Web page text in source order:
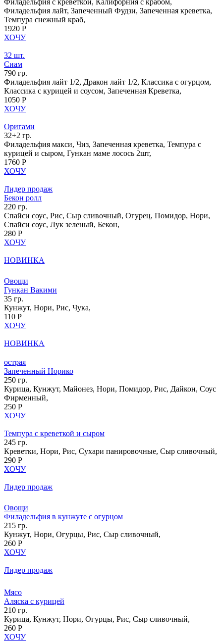
Филадельфия с креветкой, Калифорния с крабом,
Филадельфия лайт, Запеченный Фудзи, Запеченная креветка,
Темпура снежный краб,
1920 Р
ХОЧУ
32 шт.
Сиам
790 гр.
Филадельфия лайт 1/2, Дракон лайт 1/2, Классика с огурцом,
Классика с курицей и соусом, Запеченная Креветка,
1050 Р
ХОЧУ
Оригами
32+2 гр.
Филадельфия макси, Чиз, Запеченная креветка, Темпура с
курицей и сыром, Гункан маме лосось 2шт,
1760 Р
ХОЧУ
Лидер продаж
Бекон ролл
220 гр.
Спайси соус, Рис, Сыр сливочный, Огурец, Помидор, Нори,
Спайси соус, Лук зеленый, Бекон,
280 Р
ХОЧУ
НОВИНКА
Овощи
Гункан Вакими
35 гр.
Кунжут, Нори, Рис, Чука,
110 Р
ХОЧУ
НОВИНКА
острая
Запеченный Норико
250 гр.
Курица, Кунжут, Майонез, Нори, Помидор, Рис, Дайкон, Соус
Фирменный,
250 Р
ХОЧУ
Темпура с креветкой и сыром
245 гр.
Креветки, Нори, Рис, Сухари панировочные, Сыр сливочный,
290 Р
ХОЧУ
Лидер продаж
Овощи
Филадельфия в кунжуте с огурцом
215 гр.
Кунжут, Нори, Огурцы, Рис, Сыр сливочный,
260 Р
ХОЧУ
Лидер продаж
Мясо
Аляска с курицей
210 гр.
Курица, Кунжут, Нори, Огурцы, Рис, Сыр сливочный,
260 Р
ХОЧУ